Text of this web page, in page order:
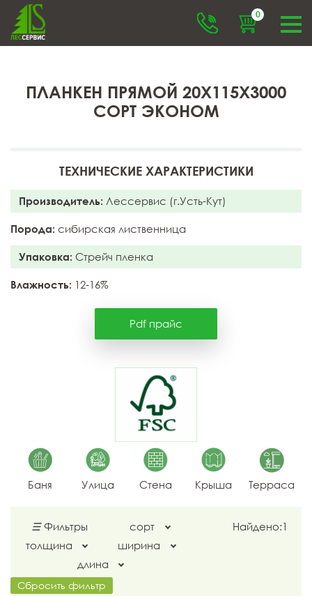
0
ПЛАНКЕН ПРЯМОЙ 20X115X3000
СОРТ ЭКОНОМ
ТЕХНИЧЕСКИЕ ХАРАКТЕРИСТИКИ
Производитель: Лессервис (г.Усть-Кут)
Порода: сибирская лиственница
Упаковка: Стрейч пленка
Влажность: 12-16%
Pdf прайс
Баня Улица Стена Крыша Терраса
☰ Фильтры
сорт
толщина
ширина
длина
Найдено:1
Сбросить фильтр